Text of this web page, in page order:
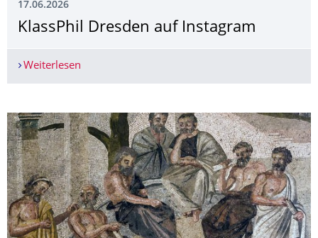
17.06.2026
KlassPhil Dresden auf Instagram
Weiterlesen